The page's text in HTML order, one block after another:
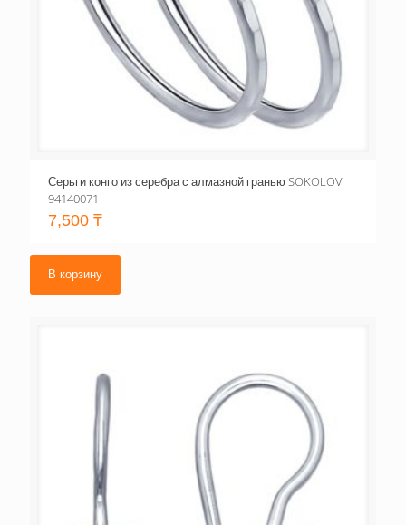
Серьги конго из серебра с алмазной гранью SOKOLOV
94140071
7,500 ₸
В корзину